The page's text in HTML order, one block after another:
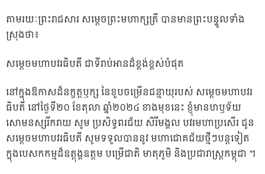
តាមរយៈព្រះរាជសារ សម្តេចព្រះមហាក្សត្រី បានមានព្រះបន្ទូលទាំង
ស្រុងថា៖
សម្តេចមហាបវរធិបតី ជាទីរាប់អានដ៏ខ្ពង់ខ្ពស់បំផុត
នៅក្នុងឱកាសដ៏នក្ខត្តឫក្ស នៃខួបចម្រើនជន្មាយុរបស់ សម្តេចមហាបវរ
ធិបតី នៅថ្ងៃទី២០ ខែតុលា ឆ្នាំ២០២៤ ខាងមុខនេះ ខ្ញុំមានហឫទ័យ
សោមនស្សរីករាយ សូម ប្រសិទ្ធពរជ័យ សិរីមង្គល បវរមហាប្រសើរ ជូន
សម្តេចមហាបវរធិបតី សូមទទួលបាននូវ មហាជោគជ័យថ្មីៗបន្តទៀត
ក្នុងបេសកកម្មដ៏ឧត្តុង្គឧត្តម បម្រើជាតិ មាតុភូមិ និងប្រជារាស្ត្រកម្ពុជា ។